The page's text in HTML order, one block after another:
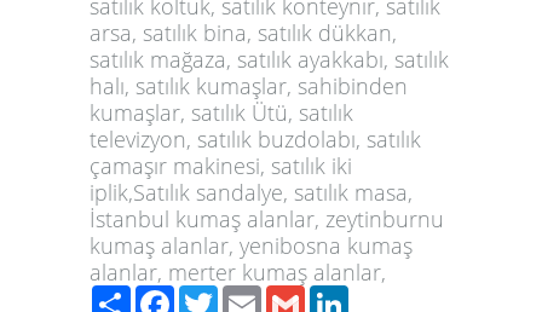
satılık koltuk, satılık konteynır, satılık
arsa, satılık bina, satılık dükkan,
satılık mağaza, satılık ayakkabı, satılık
halı, satılık kumaşlar, sahibinden
kumaşlar, satılık Ütü, satılık
televizyon, satılık buzdolabı, satılık
çamaşır makinesi, satılık iki
iplik,Satılık sandalye, satılık masa,
İstanbul kumaş alanlar, zeytinburnu
kumaş alanlar, yenibosna kumaş
alanlar, merter kumaş alanlar,
PaylaşFacebook
TwitterEmailGmail